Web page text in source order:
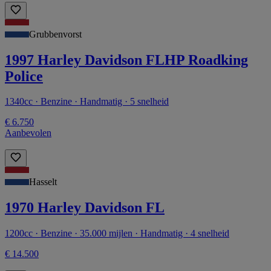
Grubbenvorst
1997 Harley Davidson FLHP Roadking
Police
1340cc · Benzine · Handmatig · 5 snelheid
€ 6.750
Aanbevolen
Hasselt
1970 Harley Davidson FL
1200cc · Benzine · 35.000 mijlen · Handmatig · 4 snelheid
€ 14.500